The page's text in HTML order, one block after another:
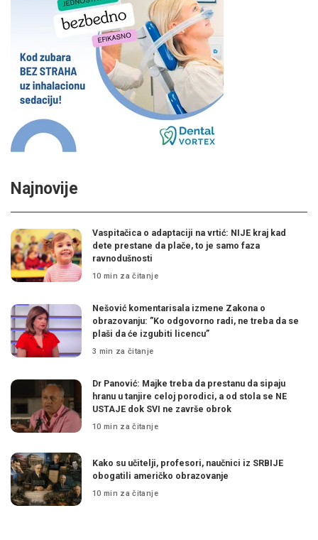
Najnovije
Vaspitačica o adaptaciji na vrtić: NIJE kraj kad
dete prestane da plače, to je samo faza
ravnodušnosti
10 min za čitanje
Nešović komentarisala izmene Zakona o
obrazovanju: ”Ko odgovorno radi, ne treba da se
plaši da će izgubiti licencu”
3 min za čitanje
Dr Panović: Majke treba da prestanu da sipaju
hranu u tanjire celoj porodici, a od stola se NE
USTAJE dok SVI ne završe obrok
10 min za čitanje
Kako su učitelji, profesori, naučnici iz SRBIJE
obogatili američko obrazovanje
10 min za čitanje